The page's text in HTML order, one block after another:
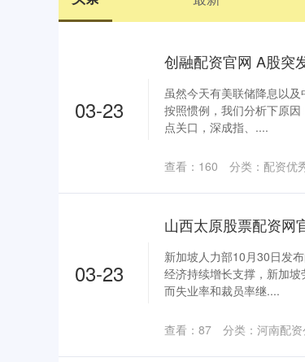
03-23
虽然今天有美联储降息以
按照惯例，我们分析下原
点关口，深成指、....
查看： 160 分类： 配资优
03-23
新加坡人力部10月30日发
经济持续增长支撑，新加
而失业率和裁员率继....
查看： 87 分类： 河南配资